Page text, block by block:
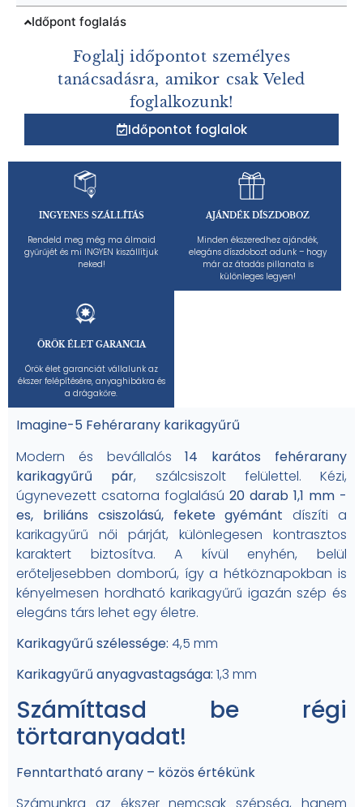
INGYENES SZÁLLÍTÁS
Rendeld meg még ma álmaid
gyűrűjét és mi INGYEN kiszállítjuk
neked!
AJÁNDÉK DÍSZDOBOZ
Minden ékszeredhez ajándék,
elegáns díszdobozt adunk – hogy
már az átadás pillanata is
különleges legyen!
ÖRÖK ÉLET GARANCIA
Örök élet garanciát vállalunk az
ékszer felépítésére, anyaghibákra és
a drágakőre.
Imagine-5 Fehérarany karikagyűrű
Modern és bevállalós14 karátos fehérarany
karikagyűrű pár, szálcsiszolt felülettel. Kézi,
úgynevezett csatorna foglalású 20 darab 1,1 mm -
es, briliáns csiszolású, fekete gyémánt díszíti a
karikagyűrű női párját, különlegesen kontrasztos
karaktert biztosítva. A kívül enyhén, belül
erőteljesebben domború, így a hétköznapokban is
kényelmesen hordható karikagyűrű igazán szép és
elegáns társ lehet egy életre.
Karikagyűrű szélessége: 4,5 mm
Karikagyűrű anyagvastagsága: 1,3 mm
Számíttasd be régi
törtaranyadat!
Fenntartható arany – közös értékünk
Időpont foglalás
Foglalj időpontot személyes
tanácsadásra, amikor csak Veled
foglalkozunk!
Időpontot foglalok